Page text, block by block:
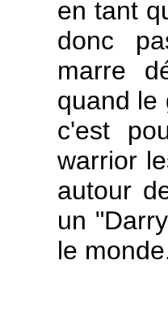
en tant
donc
marre
quand le
c'est
warrior
autour
un